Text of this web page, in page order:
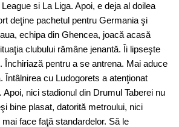
si La Liga. Apoi, e deja al doilea
deţine pachetul pentru Germania şi
echipa din Ghencea, joacă acasă
clubului rămâne jenantă. Îi lipseşte
Închiriază pentru a se antrena. Mai aduce
Întâlnirea cu Ludogorets a atenţionat
nici stadionul din Drumul Taberei nu
bine plasat, datorită metroului, nici
face faţă standardelor. Să le